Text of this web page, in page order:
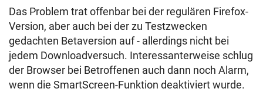
Das Problem trat offenbar bei der regulären Firefox-
Version, aber auch bei der zu Testzwecken
gedachten Betaversion auf - allerdings nicht bei
jedem Downloadversuch. Interessanterweise schlug
der Browser bei Betroffenen auch dann noch Alarm,
wenn die SmartScreen-Funktion deaktiviert wurde.